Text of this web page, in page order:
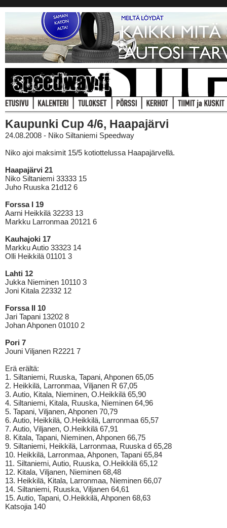
Kaupunki Cup 4/6, Haapajärvi
24.08.2008 - Niko Siltaniemi Speedway
Niko ajoi maksimit 15/5 kotiottelussa Haapajärvellä.
Haapajärvi 21
Niko Siltaniemi 33333 15
Juho Ruuska 21d12 6
Forssa I 19
Aarni Heikkilä 32233 13
Markku Larronmaa 20121 6
Kauhajoki 17
Markku Autio 33323 14
Olli Heikkilä 01101 3
Lahti 12
Jukka Nieminen 10110 3
Joni Kitala 22332 12
Forssa II 10
Jari Tapani 13202 8
Johan Ahponen 01010 2
Pori 7
Jouni Viljanen R2221 7
Erä erältä:
1. Siltaniemi, Ruuska, Tapani, Ahponen 65,05
2. Heikkilä, Larronmaa, Viljanen R 67,05
3. Autio, Kitala, Nieminen, O.Heikkilä 65,90
4. Siltaniemi, Kitala, Ruuska, Nieminen 64,96
5. Tapani, Viljanen, Ahponen 70,79
6. Autio, Heikkilä, O.Heikkilä, Larronmaa 65,57
7. Autio, Viljanen, O.Heikkilä 67,91
8. Kitala, Tapani, Nieminen, Ahponen 66,75
9. Siltaniemi, Heikkilä, Larronmaa, Ruuska d 65,28
10. Heikkilä, Larronmaa, Ahponen, Tapani 65,84
11. Siltaniemi, Autio, Ruuska, O.Heikkilä 65,12
12. Kitala, Viljanen, Nieminen 68,48
13. Heikkilä, Kitala, Larronmaa, Nieminen 66,07
14. Siltaniemi, Ruuska, Viljanen 64,61
15. Autio, Tapani, O.Heikkilä, Ahponen 68,63
Katsojia 140